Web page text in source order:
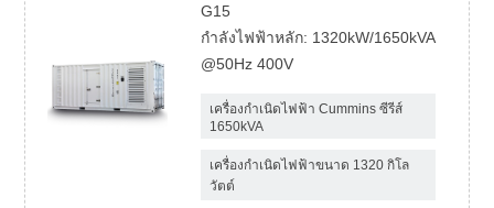
G15
กำลังไฟฟ้าหลัก: 1320kW/1650kVA
@50Hz 400V
เครื่องกำเนิดไฟฟ้า Cummins ซีรีส์
1650kVA
เครื่องกำเนิดไฟฟ้าขนาด 1320 กิโล
วัตต์